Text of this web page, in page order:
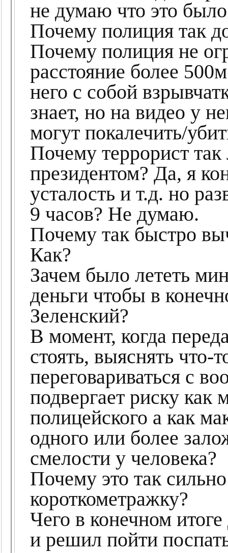
не думаю что это было
Почему полиция так
Почему полиция не
расстояние более
него с собой
знает, но на видео у
могут покалечить/
Почему террорист так
президентом? Да, я
усталость и т.д. но
9 часов? Не думаю.
Почему так быстро
Как?
Зачем было лететь
деньги чтобы в
Зеленский?
В момент, когда
стоять, выяснять что-
переговариваться с
подвергает риску
полицейского а как
одного или более
смелости у человека?
Почему это так
короткометражку?
Чего в конечном
и решил пойти